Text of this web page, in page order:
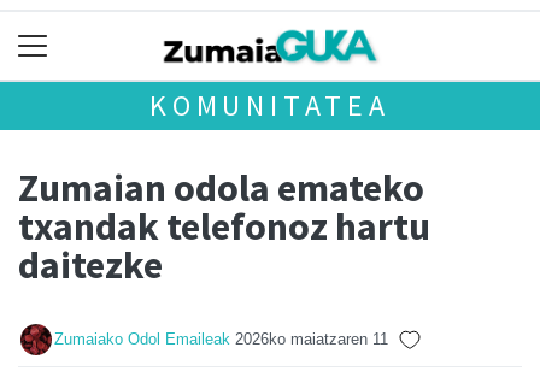
KOMUNITATEA
Zumaian odola emateko
txandak telefonoz hartu
daitezke
Zumaiako Odol Emaileak 2026ko maiatzaren 11